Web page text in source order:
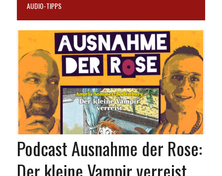
AUDIO-TIPPS
Podcast Ausnahme der Rose: